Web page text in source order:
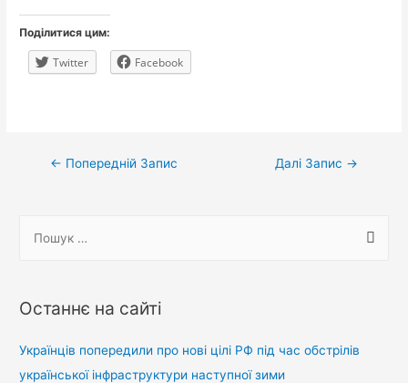
Поділитися цим:
Twitter Facebook
Навігація
← Попередній Запис Далі Запис →
у
:
Останнє на сайті
Українців попередили про нові цілі РФ під час обстрілів
української інфраструктури наступної зими